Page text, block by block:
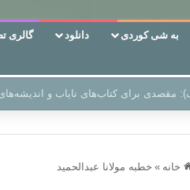
به شی کوردی دانلود گالری
از راه خداست‌!
خانه » خطبه مولانا عبدالحمید